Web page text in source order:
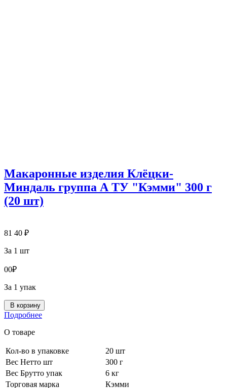
Макаронные изделия Клёцки-
Миндаль группа А ТУ "Кэмми" 300 г
(20 шт)
81 40 ₽
За 1 шт
00₽
За 1 упак
В корзину
Подробнее
О товаре
Кол-во в упаковке
20 шт
Вес Нетто шт
300 г
Вес Брутто упак
6 кг
Торговая марка
Кэмми